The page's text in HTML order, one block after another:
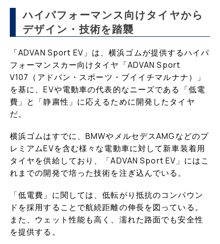
ハイパフォーマンス向けタイヤから
デザイン・技術を踏襲
「ADVAN Sport EV」は、横浜ゴムが提供するハイパ
フォーマンスカー向けタイヤ「ADVAN Sport
V107（アドバン・スポーツ・ブイイチマルナナ）」
を基に、EVや電動車の代表的なニーズである「低電
費」と「静粛性」に応えるために開発したタイヤ
だ。
横浜ゴムはすでに、BMWやメルセデスAMGなどのプ
レミアムEVを含む様々な電動車に対して新車装着用
タイヤを供給しており、「ADVAN Sport EV」にはこ
れまでの開発で培った技術を注ぎ込んでいる。
「低電費」に関しては、低転がり抵抗のコンパウン
ドを採用することで航続距離の伸長を図っている。
また、ウェット性能も高く、濡れた路面でも安全性
を提供する。